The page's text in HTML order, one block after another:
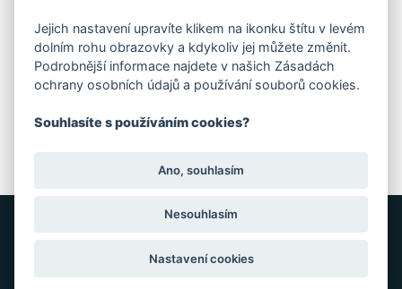
Lutopecny 159 (areál bývalého ZD)
Kroměříž, 767 01
+420 725 017 295
Jejich nastavení upravíte klikem na ikonku štítu v levém
dolním rohu obrazovky a kdykoliv jej můžete změnit.
Podrobnější informace najdete v našich Zásadách
ochrany osobních údajů a používání souborů cookies.
Souhlasíte s používáním cookies?
Ano, souhlasím
Nesouhlasím
Nastavení cookies